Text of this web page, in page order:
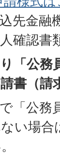
先金融
確認書
「公務
書（請
「公務
い場合